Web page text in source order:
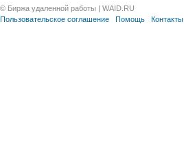
© Биржа удаленной работы | WAID.RU
Пользовательское соглашение
Помощь Контакты